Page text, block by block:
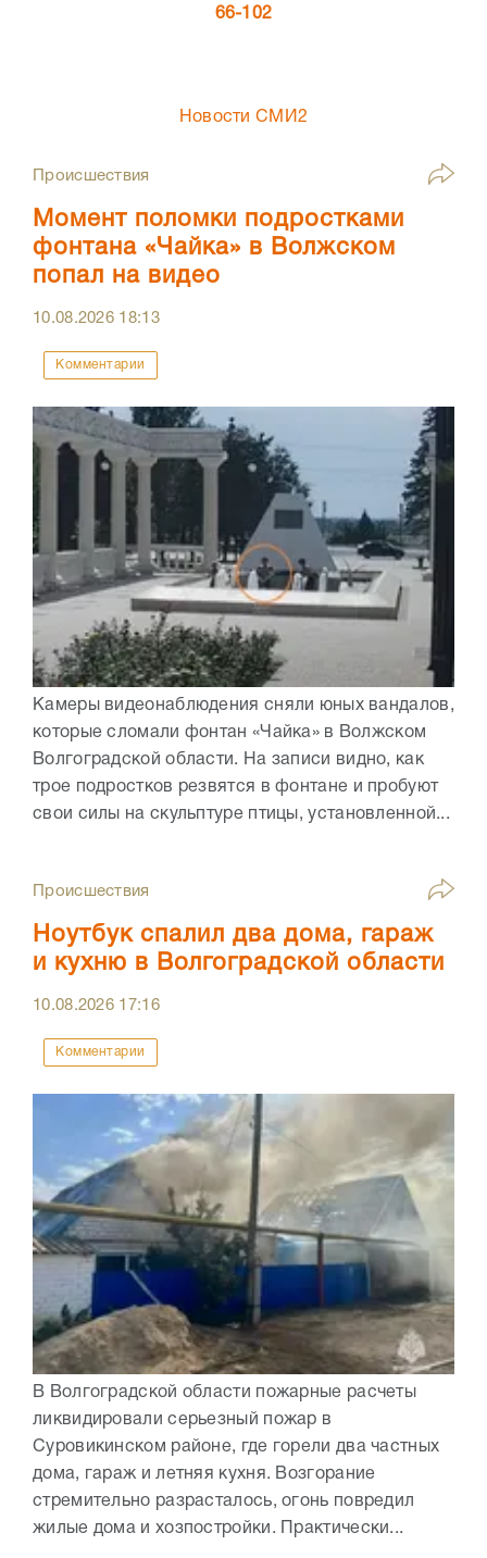
66-102
Новости СМИ2
Происшествия
Момент поломки подростками
фонтана «Чайка» в Волжском
попал на видео
10.08.2026 18:13
Комментарии
Камеры видеонаблюдения сняли юных вандалов,
которые сломали фонтан «Чайка» в Волжском
Волгоградской области. На записи видно, как
трое подростков резвятся в фонтане и пробуют
свои силы на скульптуре птицы, установленной...
Происшествия
Ноутбук спалил два дома, гараж
и кухню в Волгоградской области
10.08.2026 17:16
Комментарии
В Волгоградской области пожарные расчеты
ликвидировали серьезный пожар в
Суровикинском районе, где горели два частных
дома, гараж и летняя кухня. Возгорание
стремительно разрасталось, огонь повредил
жилые дома и хозпостройки. Практически...